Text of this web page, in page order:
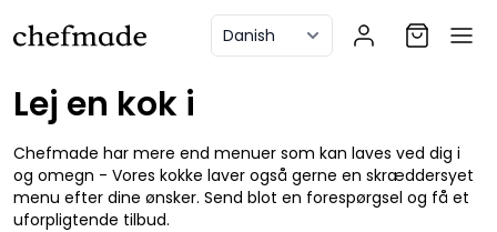
Lej en kok i
Chefmade har mere end menuer som kan laves ved dig i
og omegn - Vores kokke laver også gerne en skræddersyet
menu efter dine ønsker. Send blot en forespørgsel og få et
uforpligtende tilbud.